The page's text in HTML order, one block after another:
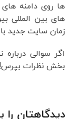
زمان سایت جدید
اگر سوالی
بخش نظرات بپرس!
دیدگاهتان را